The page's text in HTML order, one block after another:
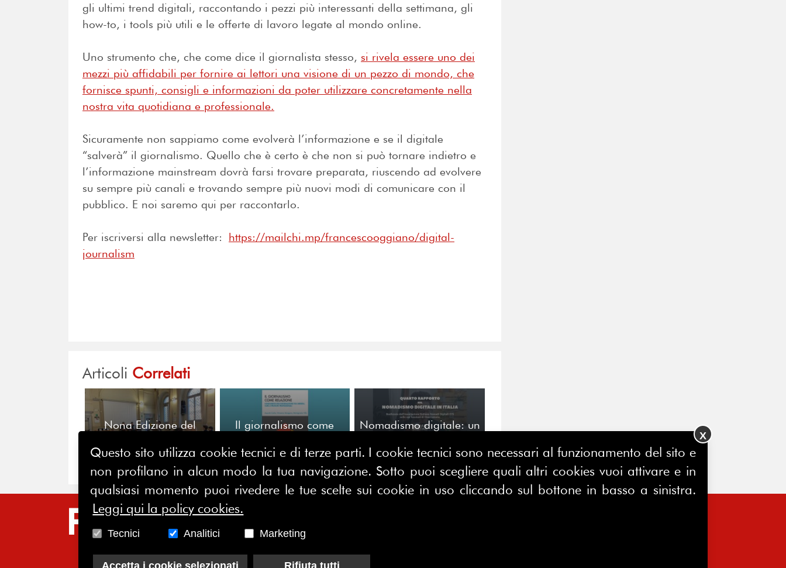
gli ultimi trend digitali, raccontando i pezzi più interessanti della settimana, gli
how-to, i tools più utili e le offerte di lavoro legate al mondo online.
Uno strumento che, che come dice il giornalista stesso, si rivela essere uno dei
mezzi più affidabili per fornire ai lettori una visione di un pezzo di mondo, che
fornisce spunti, consigli e informazioni da poter utilizzare concretamente nella
nostra vita quotidiana e professionale.
Sicuramente non sappiamo come evolverà l’informazione e se il digitale
“salverà” il giornalismo. Quello che è certo è che non si può tornare indietro e
l’informazione mainstream dovrà farsi trovare preparata, riuscendo ad evolvere
su sempre più canali e trovando sempre più nuovi modi di comunicare con il
pubblico. E noi saremo qui per raccontarlo.
Per iscriversi alla newsletter: https://mailchi.mp/francescooggiano/digital-
journalism
Articoli Correlati
Nona Edizione del
e di Comunicazione “La
Il giornalismo come
Nomadismo digitale: un
anche per la
e d’impresa
HOME
CHI SIAMO
Questo sito utilizza cookie tecnici e di terze parti. I cookie tecnici sono necessari al funzionamento del sito e
non profilano in alcun modo la tua navigazione. Sotto puoi scegliere quali altri cookies vuoi attivare e in
qualsiasi momento puoi rivedere le tue scelte sui cookie in uso cliccando sul bottone in basso a sinistra.
Leggi qui la policy cookies.
Tecnici Analitici Marketing
X